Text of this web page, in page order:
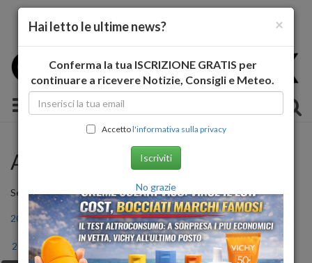
Toggle navigation
Archivio Storico
Seleziona l'anno
2011 2012 2013 2014 2015 2016
2017 2018 2019 2020 2021 2022
×
Hai letto le ultime news?
Conferma la tua ISCRIZIONE GRATIS per
continuare a ricevere Notizie, Consigli e Meteo.
Accettol'informativa sulla privacy
Iscriviti
No grazie